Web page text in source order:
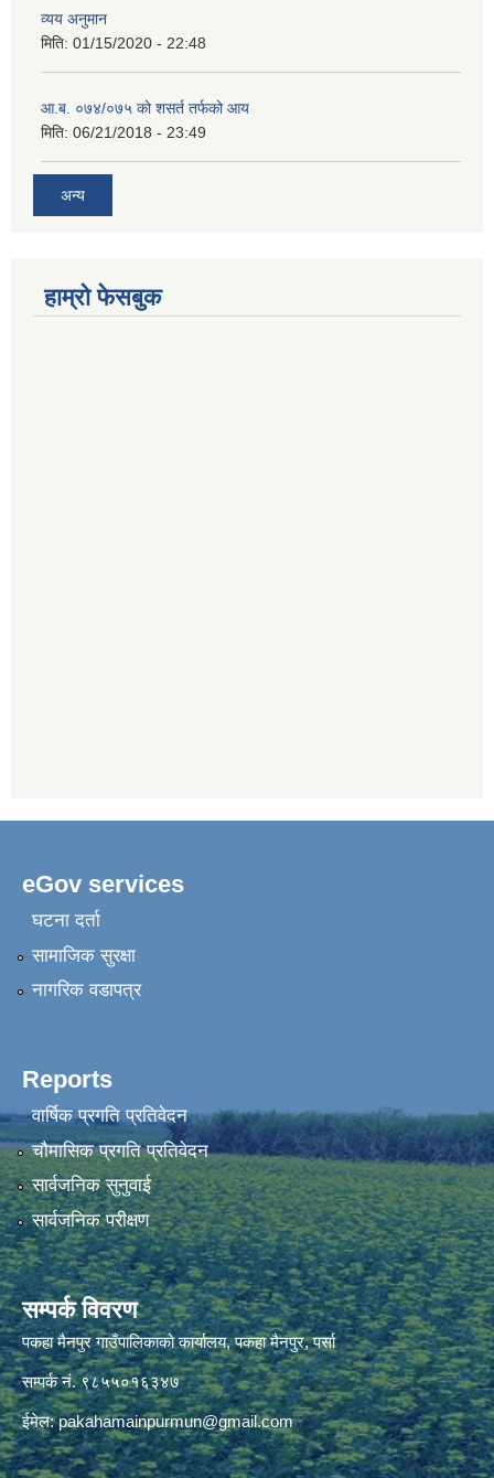
व्यय अनुमान
मिति: 01/15/2020 - 22:48
आ.ब. ०७४/०७५ को शसर्त तर्फको आय
मिति: 06/21/2018 - 23:49
अन्य
हाम्रो फेसबुक
eGov services
घटना दर्ता
सामाजिक सुरक्षा
नागरिक वडापत्र
Reports
वार्षिक प्रगति प्रतिवेदन
चौमासिक प्रगति प्रतिवेदन
सार्वजनिक सुनुवाई
सार्वजनिक परीक्षण
सम्पर्क विवरण
पकहा मैनपुर गाउँपालिकाको कार्यालय, पकहा मैनपुर, पर्सा
सम्पर्क नं. ९८५५०१६३४७
ईमेल:pakahamainpurmun@gmail.com